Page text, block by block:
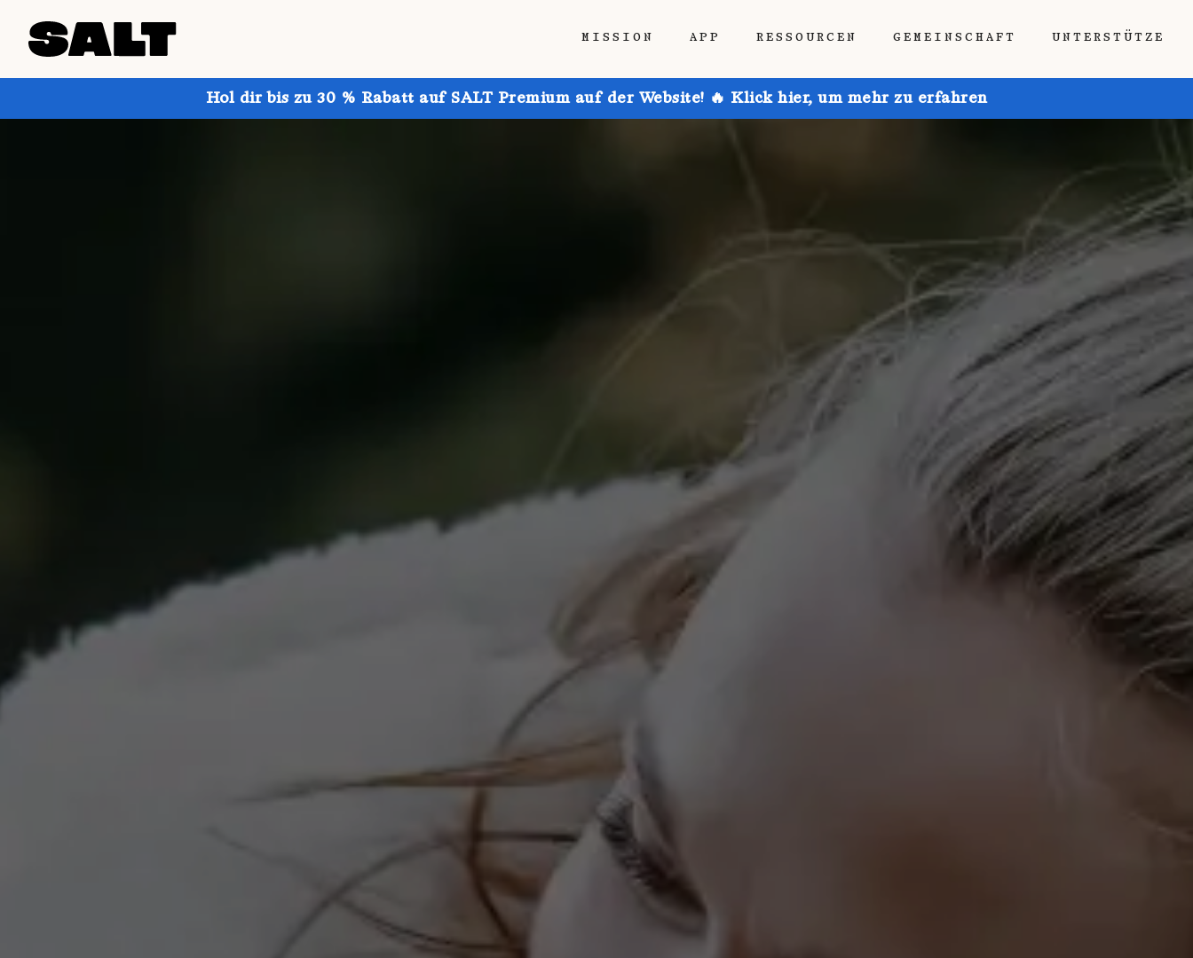
MISSION APP RESSOURCEN GEMEINSCHAFT UNTERSTÜTZE
Hol dir bis zu 30 % Rabatt auf SALT Premium auf der Website! 🔥 Klick hier, um mehr zu erfahren